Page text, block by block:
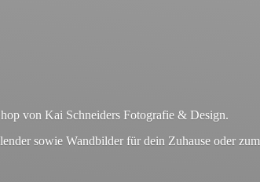
von Kai Schneiders Fotografie & Design.
sowie Wandbilder für dein Zuhause oder zum